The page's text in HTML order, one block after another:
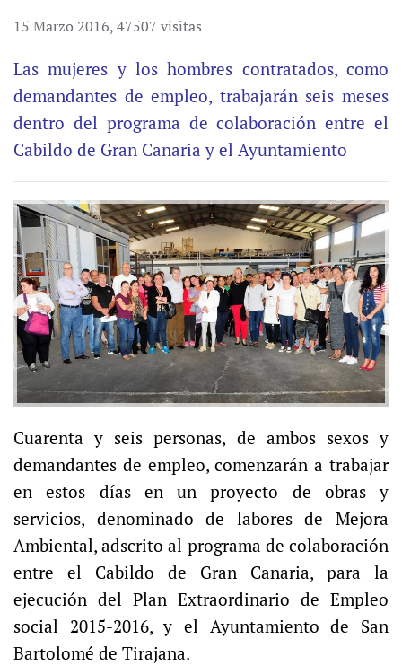
15 Marzo 2016,47507 visitas
Las mujeres y los hombres contratados, como
demandantes de empleo, trabajarán seis meses
dentro del programa de colaboración entre el
Cabildo de Gran Canaria y el Ayuntamiento
Cuarenta y seis personas, de ambos sexos y
demandantes de empleo, comenzarán a trabajar
en estos días en un proyecto de obras y
servicios, denominado de labores de Mejora
Ambiental, adscrito al programa de colaboración
entre el Cabildo de Gran Canaria, para la
ejecución del Plan Extraordinario de Empleo
social 2015-2016, y el Ayuntamiento de San
Bartolomé de Tirajana.